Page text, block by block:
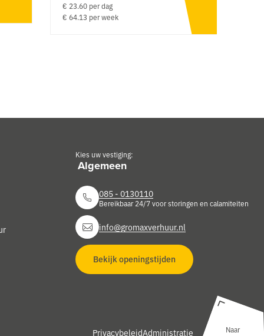
€ 23.60 per dag
€ 64.13 per week
Kies uw vestiging:
085 - 0130110
Bereikbaar 24/7 voor storingen en calamiteiten
info@gromaxverhuur.nl
Bekijk openingstijden
PrivacybeleidAdministratie
Naar